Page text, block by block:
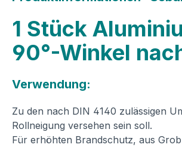
1 Stück
90°-Winkel
Verwendung:
Zu den nach DIN 4140 zulässigen
Rollneigung versehen sein soll.
Für erhöhten Brandschutz, aus